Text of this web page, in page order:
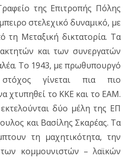
της Επιτροπής Πόλης
στελεχικό δυναμικό, με
τη Μεταξική δικτατορία. Τα
και των συνεργατών
Το 1943, με πρωθυπουργό
γίνεται πια πιο
χτυπηθεί το ΚΚΕ και το ΕΑΜ.
δύο μέλη της ΕΠ
και Βασίλης Σκαρέας. Τα
τη μαχητικότητα, την
των κομμουνιστών – λαϊκών